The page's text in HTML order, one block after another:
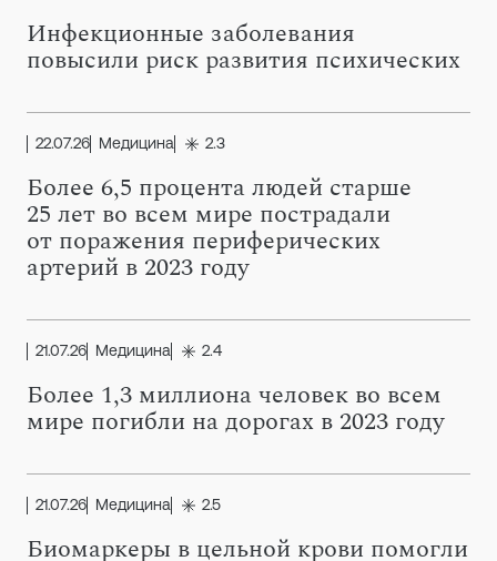
Инфекционные заболевания
повысили риск развития психических
22.07.26 Медицина 2.3
Более 6,5 процента людей старше
25 лет во всем мире пострадали
от поражения периферических
артерий в 2023 году
21.07.26 Медицина 2.4
Более 1,3 миллиона человек во всем
мире погибли на дорогах в 2023 году
21.07.26 Медицина 2.5
Биомаркеры в цельной крови помогли